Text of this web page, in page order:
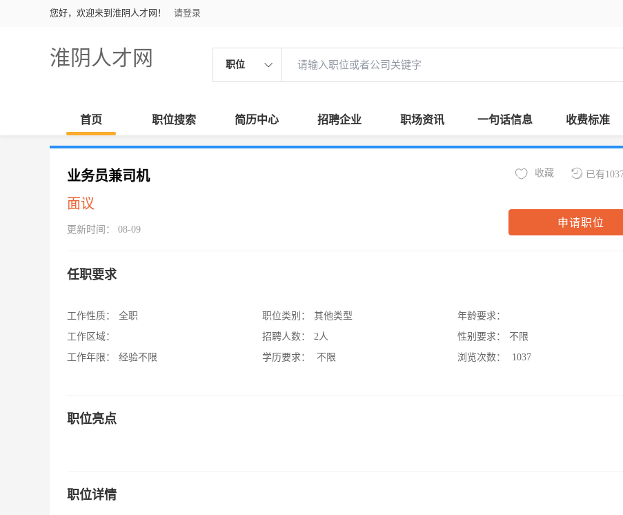
您好，欢迎来到淮阴人才网！ 请登录
淮阴人才网 职位
首页 职位搜索 简历中心 招聘企业 职场资讯 一句话信息 收费标准
业务员兼司机
面议
更新时间： 08-09
已有
收藏
申请职位
任职要求
工作性质：
全职
工作区域：
工作年限：
经验不限
职位类别：
其他类型
招聘人数：
2人
学历要求：
不限
年龄要求：
性别要求：
不限
浏览次数：
1037
职位亮点
职位详情